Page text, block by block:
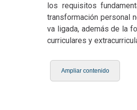
los requisitos
transformación personal
va ligada, además de la
curriculares y
Ampliar contenido